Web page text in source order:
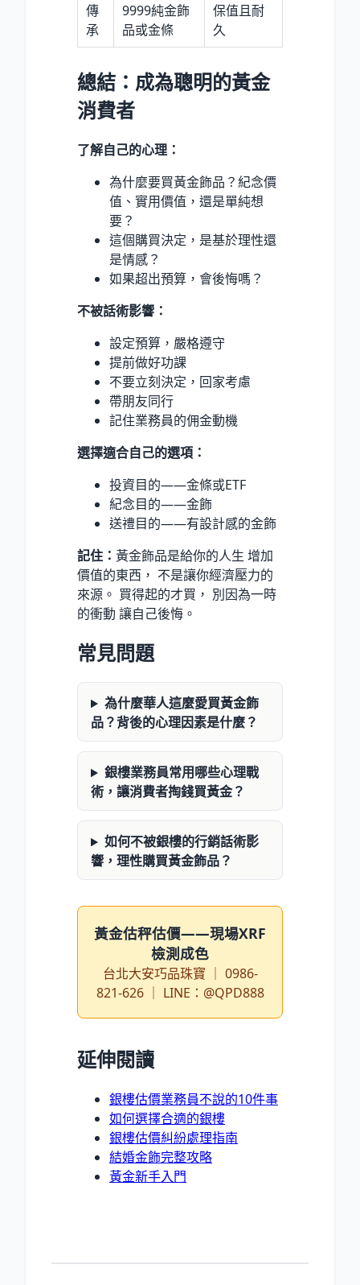
傳
承
9999純金飾
品或金條
保值且耐
久
總結：成為聰明的黃金
消費者
了解自己的心理：
為什麼要買黃金飾品？紀念價
值、實用價值，還是單純想
要？
這個購買決定，是基於理性還
是情感？
如果超出預算，會後悔嗎？
不被話術影響：
設定預算，嚴格遵守
提前做好功課
不要立刻決定，回家考慮
帶朋友同行
記住業務員的佣金動機
選擇適合自己的選項：
投資目的——金條或ETF
紀念目的——金飾
送禮目的——有設計感的金飾
記住： 黃金飾品是給你的人生 增加
價值的東西， 不是讓你經濟壓力的
來源。 買得起的才買， 別因為一時
的衝動 讓自己後悔。
常見問題
為什麼華人這麼愛買黃金飾
品？背後的心理因素是什麼？
銀樓業務員常用哪些心理戰
術，讓消費者掏錢買黃金？
如何不被銀樓的行銷話術影
響，理性購買黃金飾品？
黃金估秤估價——現場XRF
檢測成色
台北大安巧品珠寶 ｜ 0986-
821-626 ｜ LINE：@QPD888
延伸閱讀
銀樓估價業務員不說的10件事
如何選擇合適的銀樓
銀樓估價糾紛處理指南
結婚金飾完整攻略
黃金新手入門